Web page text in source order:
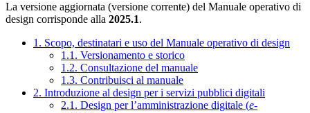
La versione aggiornata (versione corrente) del Manuale operativo di
design corrisponde alla 2025.1.
1. Scopo, destinatari e uso del Manuale operativo di design
1.1. Versionamento e storico
1.2. Consultazione del manuale
1.3. Contribuisci al manuale
2. Introduzione al design per i servizi pubblici digitali
2.1. Design per l’amministrazione digitale (e-